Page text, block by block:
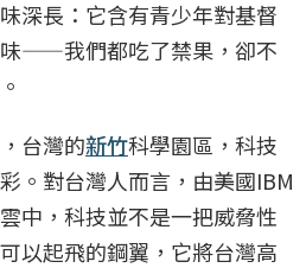
深長：它含有青少年對基督
——我們都吃了禁果，卻不
台灣的新竹科學園區，科技
。對台灣人而言，由美國IBM
中，科技並不是一把威脅性
以起飛的鋼翼，它將台灣高